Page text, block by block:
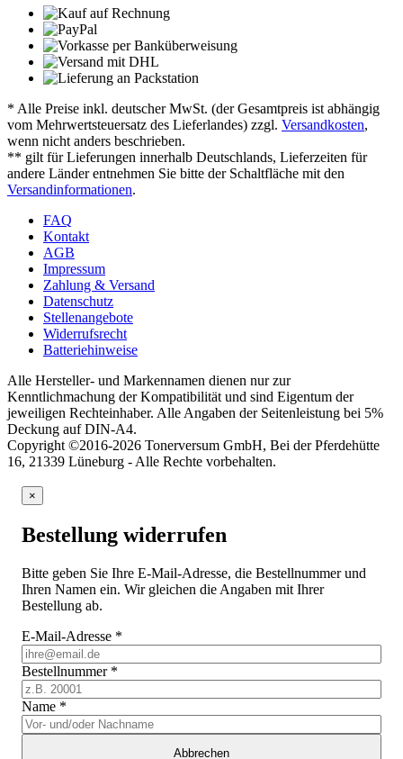
* Alle Preise inkl. deutscher MwSt. (der Gesamtpreis ist abhängig
vom Mehrwertsteuersatz des Lieferlandes) zzgl. Versandkosten,
wenn nicht anders beschrieben.
** gilt für Lieferungen innerhalb Deutschlands, Lieferzeiten für
andere Länder entnehmen Sie bitte der Schaltfläche mit den
Versandinformationen.
FAQ
Kontakt
AGB
Impressum
Zahlung & Versand
Datenschutz
Stellenangebote
Widerrufsrecht
Batteriehinweise
Alle Hersteller- und Markennamen dienen nur zur
Kenntlichmachung der Kompatibilität und sind Eigentum der
jeweiligen Rechteinhaber. Alle Angaben der Seitenleistung bei 5%
Deckung auf DIN-A4.
Copyright ©2016-2026 Tonerversum GmbH, Bei der Pferdehütte
16, 21339 Lüneburg - Alle Rechte vorbehalten.
×
Bestellung widerrufen
Bitte geben Sie Ihre E-Mail-Adresse, die Bestellnummer und
Ihren Namen ein. Wir gleichen die Angaben mit Ihrer
Bestellung ab.
E-Mail-Adresse *
Bestellnummer *
Name *
Abbrechen